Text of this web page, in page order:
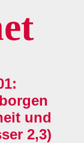
und
2,3)